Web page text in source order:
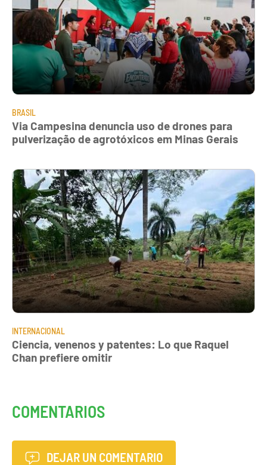
BRASIL
Via Campesina denuncia uso de drones para
pulverização de agrotóxicos em Minas Gerais
INTERNACIONAL
Ciencia, venenos y patentes: Lo que Raquel
Chan prefiere omitir
COMENTARIOS
DEJAR UN COMENTARIO